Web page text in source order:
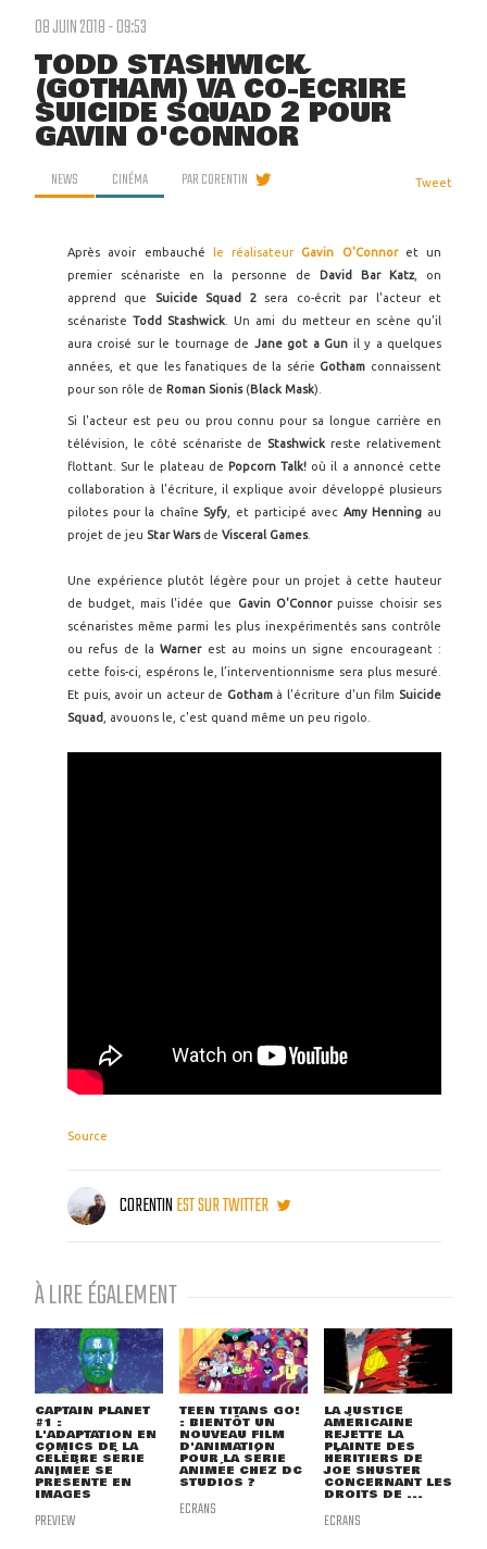
08 JUIN 2018 - 09:53
TODD STASHWICK
(GOTHAM) VA CO-ÉCRIRE
SUICIDE SQUAD 2 POUR
GAVIN O'CONNOR
NEWS CINÉMA PARCORENTIN Tweet
Après avoir embauché le réalisateurGavin O'Connoret un
premier scénariste en la personne de David Bar Katz, on
apprend que Suicide Squad 2sera co-écrit par l'acteur et
scénaristeTodd Stashwick . Un ami du metteur en scène qu'il
aura croisé sur le tournage de Jane got a Gun il y a quelques
années, et que les fanatiques de la série Gotham connaissent
pour son rôle de Roman Sionis (Black Mask).
Si l'acteur est peu ou prou connu pour sa longue carrière en
télévision, le côté scénariste de Stashwick reste relativement
flottant. Sur le plateau de Popcorn Talk! où il a annoncé cette
collaboration à l'écriture, il explique avoir développé plusieurs
pilotes pour la chaîne Syfy , et participé avec Amy Henning au
projet de jeu Star Warsde Visceral Games.
Une expérience plutôt légère pour un projet à cette hauteur
de budget, mais l'idée que
Gavin O'Connorpuisse choisir ses
scénaristes même parmi les plus inexpérimentés sans contrôle
ou refus de laWarnerest au moins un signe encourageant :
cette fois-ci, espérons le, l’interventionnisme sera plus mesuré.
Et puis, avoir un acteur de Gothamà l'écriture d'un film Suicide
Squad
, avouons le, c'est quand même un peu rigolo.
Source
CORENTINEST SUR TWITTER
À LIRE ÉGALEMENT
CAPTAIN PLANET
#1 :
L'ADAPTATION EN
COMICS DE LA
CÉLÈBRE SÉRIE
ANIMÉE SE
PRÉSENTE EN
IMAGES
PREVIEW
TEEN TITANS GO!
: BIENTÔT UN
NOUVEAU FILM
D'ANIMATION
POUR LA SÉRIE
ANIMÉE CHEZ DC
STUDIOS ?
ECRANS
LA JUSTICE
AMÉRICAINE
REJETTE LA
PLAINTE DES
HÉRITIERS DE
JOE SHUSTER
CONCERNANT LES
DROITS DE ...
ECRANS